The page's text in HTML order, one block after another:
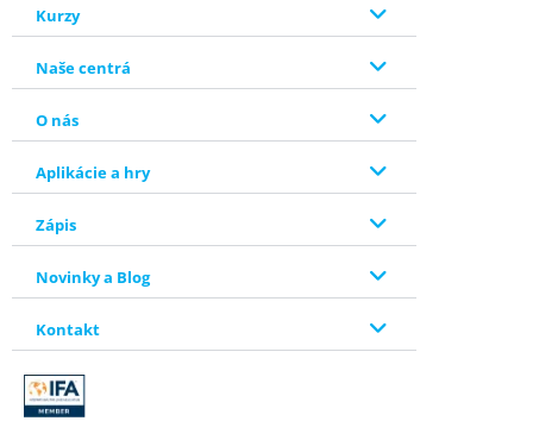
Kurzy
Naše centrá
O nás
Aplikácie a hry
Zápis
Novinky a Blog
Kontakt